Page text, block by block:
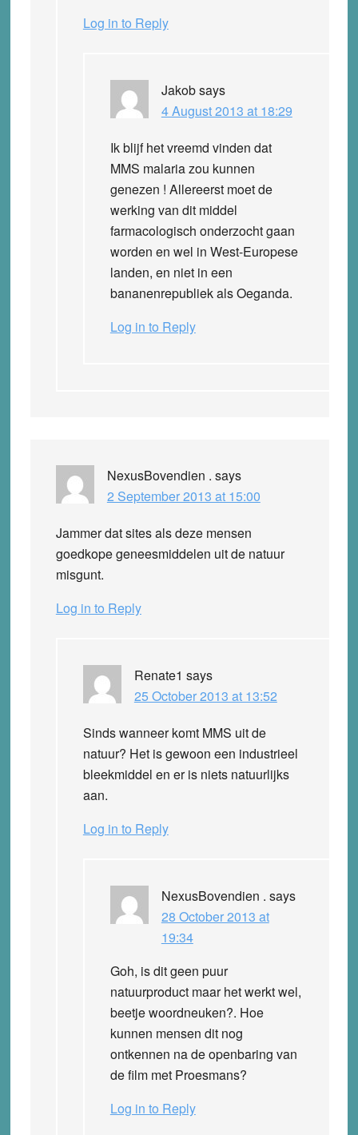
Log in to Reply
Jakobsays
4 August 2013 at 18:29
Ik blijf het vreemd vinden dat
MMS malaria zou kunnen
genezen ! Allereerst moet de
werking van dit middel
farmacologisch onderzocht gaan
worden en wel in West-Europese
landen, en niet in een
bananenrepubliek als Oeganda.
Log in to Reply
NexusBovendien . says
2 September 2013 at 15:00
Jammer dat sites als deze mensen
goedkope geneesmiddelen uit de natuur
misgunt.
Log in to Reply
Renate1 says
25 October 2013 at 13:52
Sinds wanneer komt MMS uit de
natuur? Het is gewoon een industrieel
bleekmiddel en er is niets natuurlijks
aan.
Log in to Reply
NexusBovendien . says
28 October 2013 at
19:34
Goh, is dit geen puur
natuurproduct maar het werkt wel,
beetje woordneuken?. Hoe
kunnen mensen dit nog
ontkennen na de openbaring van
de film met Proesmans?
Log in to Reply